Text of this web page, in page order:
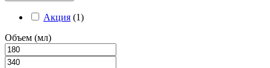
Акция (1)
Объем (мл)